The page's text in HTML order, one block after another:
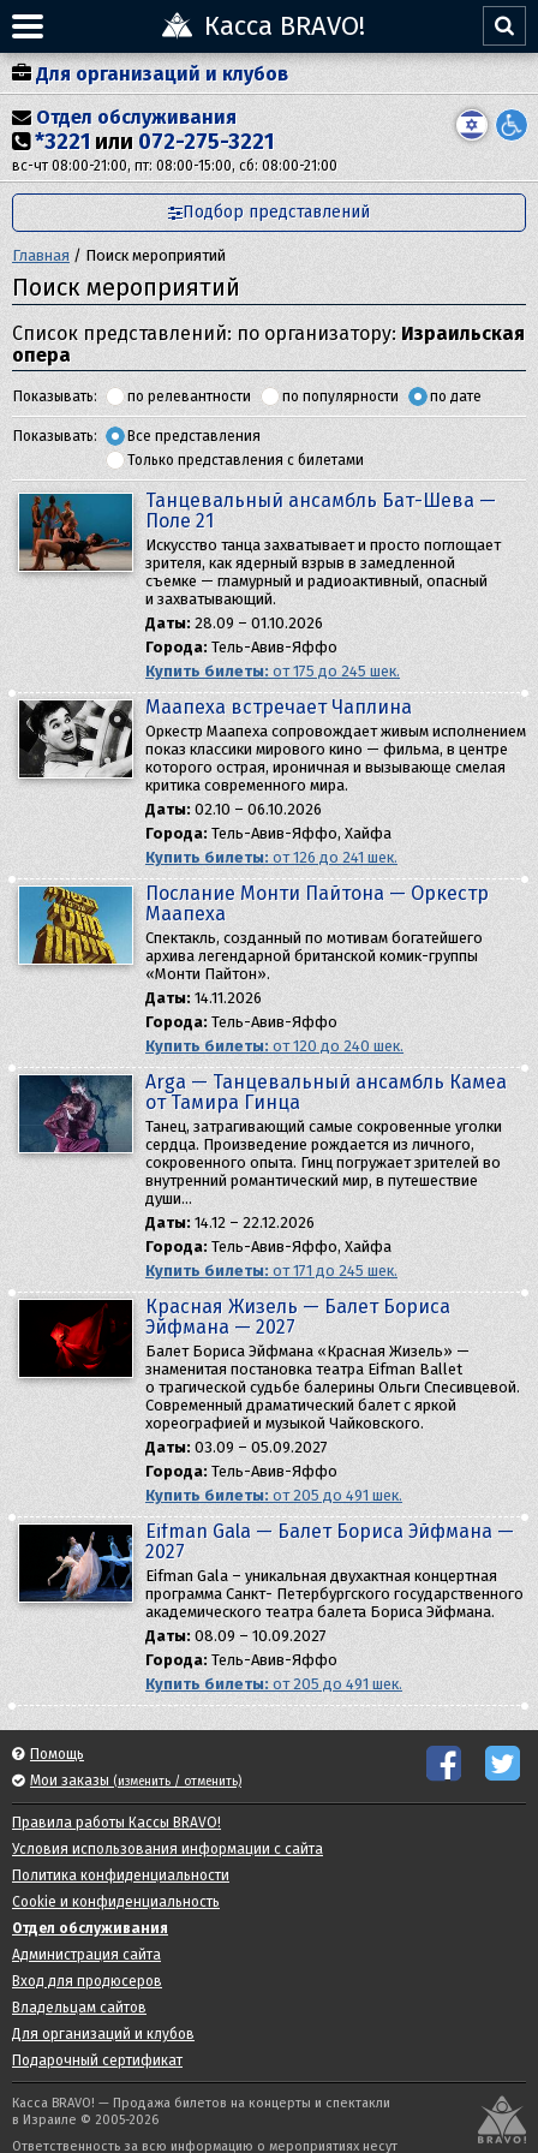
Касса BRAVO!
Для организаций и клубов
Отдел обслуживания
*3221 или 072-275-3221
вс-чт 08:00-21:00, пт: 08:00-15:00, сб: 08:00-21:00
Подбор представлений
Главная / Поиск мероприятий
Поиск мероприятий
Список представлений: по организатору: Израильская
опера
Показывать: по релевантности по популярности по дате
Показывать:
Все представления
Только представления с билетами
Танцевальный ансамбль Бат-Шева —
Поле 21
Искусство танца захватывает и просто поглощает
зрителя, как ядерный взрыв в замедленной
съемке — гламурный и радиоактивный, опасный
и захватывающий.
Даты: 28.09 – 01.10.2026
Города: Тель-Авив-Яффо
Купить билеты: от 175 до 245 шек.
Маапеха встречает Чаплина
Оркестр Маапеха сопровождает живым исполнением
показ классики мирового кино — фильма, в центре
которого острая, ироничная и вызывающе смелая
критика современного мира.
Даты: 02.10 – 06.10.2026
Города: Тель-Авив-Яффо, Хайфа
Купить билеты: от 126 до 241 шек.
Послание Монти Пайтона — Оркестр
Маапеха
Спектакль, созданный по мотивам богатейшего
архива легендарной британской комик-группы
«Монти Пайтон».
Даты: 14.11.2026
Города: Тель-Авив-Яффо
Купить билеты: от 120 до 240 шек.
Arga — Танцевальный ансамбль Камеа
от Тамира Гинца
Танец, затрагивающий самые сокровенные уголки
сердца. Произведение рождается из личного,
сокровенного опыта. Гинц погружает зрителей во
внутренний романтический мир, в путешествие
души…
Даты: 14.12 – 22.12.2026
Города: Тель-Авив-Яффо, Хайфа
Купить билеты: от 171 до 245 шек.
Красная Жизель — Балет Бориса
Эйфмана — 2027
Балет Бориса Эйфмана «Красная Жизель» —
знаменитая постановка театра Eifman Ballet
о трагической судьбе балерины Ольги Спесивцевой.
Современный драматический балет с яркой
хореографией и музыкой Чайковского.
Даты: 03.09 – 05.09.2027
Города: Тель-Авив-Яффо
Купить билеты: от 205 до 491 шек.
Eifman Gala — Балет Бориса Эйфмана —
2027
Eifman Gala – уникальная двухактная концертная
программа Санкт- Петербургского государственного
академического театра балета Бориса Эйфмана.
Даты: 08.09 – 10.09.2027
Города: Тель-Авив-Яффо
Купить билеты: от 205 до 491 шек.
Помощь
Мои заказы (изменить / отменить)
Правила работы Кассы BRAVO!
Условия использования информации с сайта
Политика конфиденциальности
Cookie и конфиденциальность
Отдел обслуживания
Администрация сайта
Вход для продюсеров
Владельцам сайтов
Для организаций и клубов
Подарочный сертификат
Касса BRAVO! — Продажа билетов на концерты и спектакли
в Израиле © 2005-2026
Ответственность за всю информацию о мероприятиях несут